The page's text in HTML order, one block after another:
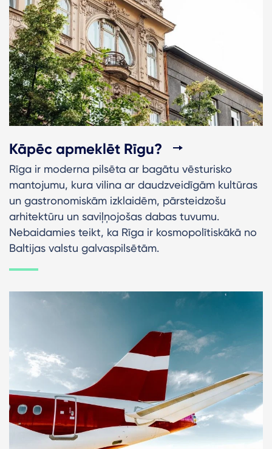
Kāpēc apmeklēt Rīgu?
Rīga ir moderna pilsēta ar bagātu vēsturisko
mantojumu, kura vilina ar daudzveidīgām kultūras
un gastronomiskām izklaidēm, pārsteidzošu
arhitektūru un saviļņojošas dabas tuvumu.
Nebaidamies teikt, ka Rīga ir kosmopolītiskākā no
Baltijas valstu galvaspilsētām.